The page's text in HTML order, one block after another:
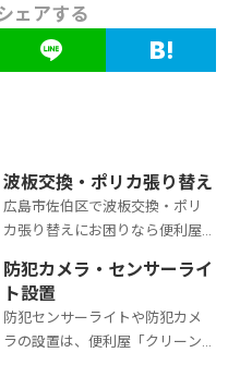
ェアする
波板交換・ポリカ張り替え
広島市佐伯区で波板交換・ポリ
カ張り替えにお困りなら便利屋
ださい。波板交換・ポリカ張り
替えは8,800円～で対応できま
す。サイズや作業環境などにより
料金は異なります。ご相談・見積
防犯カメラ・センサーライ
ト設置
防犯センサーライトや防犯カメ
ラの設置は、便利屋「クリーン